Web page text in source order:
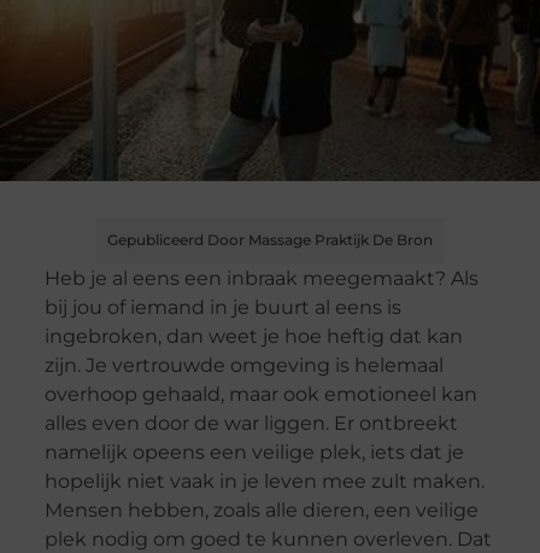
Gepubliceerd Door Massage Praktijk De Bron
Heb je al eens een inbraak meegemaakt? Als
bij jou of iemand in je buurt al eens is
ingebroken, dan weet je hoe heftig dat kan
zijn. Je vertrouwde omgeving is helemaal
overhoop gehaald, maar ook emotioneel kan
alles even door de war liggen. Er ontbreekt
namelijk opeens een veilige plek, iets dat je
hopelijk niet vaak in je leven mee zult maken.
Mensen hebben, zoals alle dieren, een veilige
plek nodig om goed te kunnen overleven. Dat